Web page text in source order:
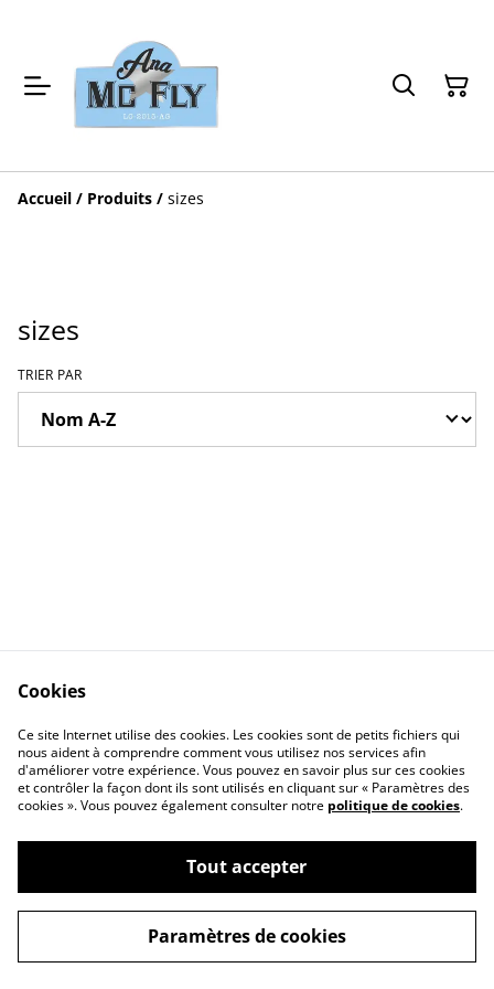
Accueil / Produits / sizes
sizes
TRIER PAR
Contactez-nous
Conditions
Politique de
confidentialité
Politique de cookies
©2026Ana Mc Fly
powered by
Cookies
Ce site Internet utilise des cookies. Les cookies sont de petits fichiers qui
nous aident à comprendre comment vous utilisez nos services afin
d'améliorer votre expérience. Vous pouvez en savoir plus sur ces cookies
et contrôler la façon dont ils sont utilisés en cliquant sur « Paramètres des
cookies ». Vous pouvez également consulter notre politique de cookies.
Tout accepter
Paramètres de cookies